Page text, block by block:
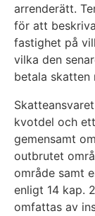
arrenderätt.
för att
fastighet på
vilka den
betala skatten
kvotdel och
gemensamt
outbrutet
område samt
enligt 14 kap.
omfattas av